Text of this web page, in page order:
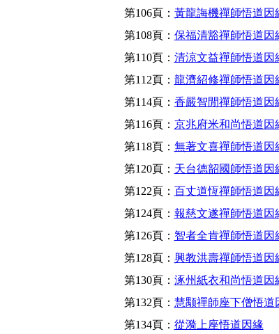
第106頁： 黃龍誨機禪師悟道因
第108頁： 保福清豁禪師悟道因
第110頁： 清涼文益禪師悟道因
第112頁： 龍濟紹修禪師悟道因
第114頁： 香嚴智閒禪師悟道因
第116頁： 京兆府米和尚悟道因
第118頁： 無著文喜禪師悟道因
第120頁： 天台德韶國師悟道因
第122頁： 百丈道恆禪師悟道因
第124頁： 報慈文遂禪師悟道因
第126頁： 智者全肯禪師悟道因
第128頁： 興教洪壽禪師悟道因
第130頁： 涿州紙衣和尚悟道因
第132頁： 慧颙禪師座下僧悟道
第134頁： 從漪上座悟道因緣